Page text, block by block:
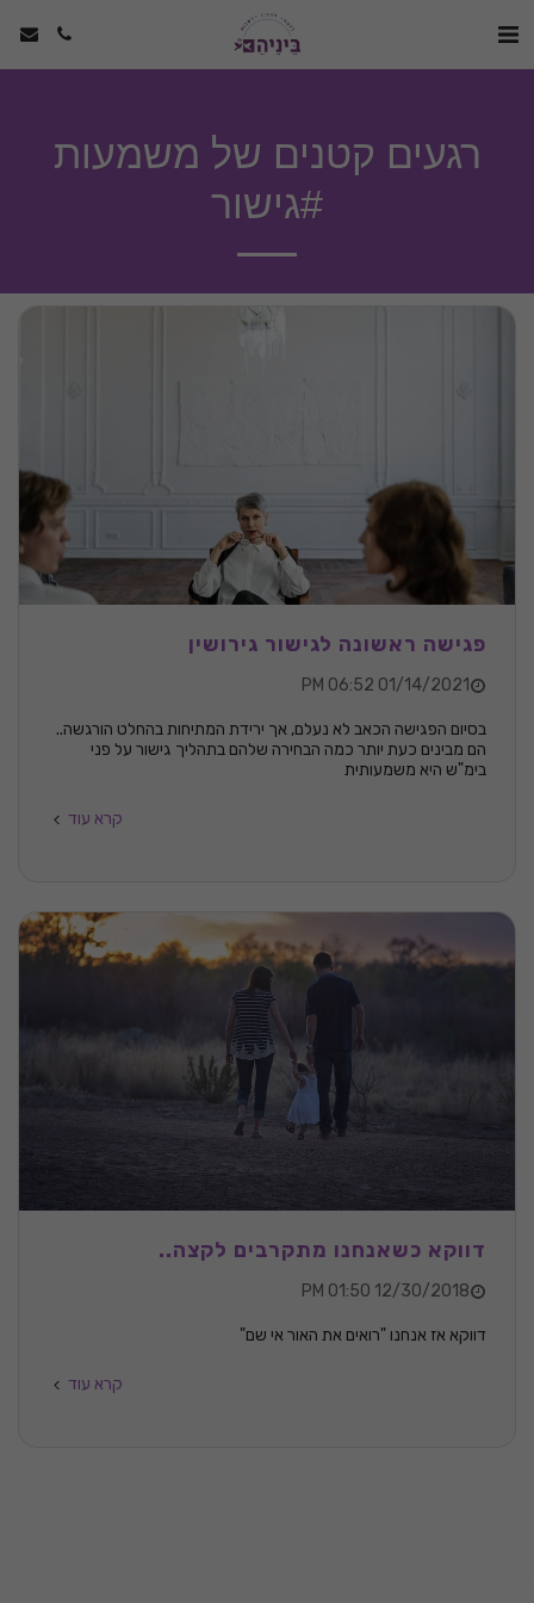
רגעים קטנים של משמעות
#גישור
פגישה ראשונה לגישור גירושין
01/14/2021 06:52 PM
בסיום הפגישה הכאב לא נעלם, אך ירידת המתיחות בהחלט הורגשה..
הם מבינים כעת יותר כמה הבחירה שלהם בתהליך גישור על פני
בימ"ש היא משמעותית
קרא עוד
דווקא כשאנחנו מתקרבים לקצה..
12/30/2018 01:50 PM
דווקא אז אנחנו "רואים את האור אי שם"
קרא עוד